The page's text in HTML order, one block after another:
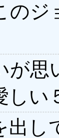
の
が
しい
出